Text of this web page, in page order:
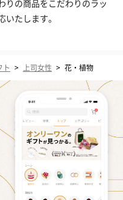
りの商品をこだわりのラッ
たします。
ト > 上司女性 > 花・植物